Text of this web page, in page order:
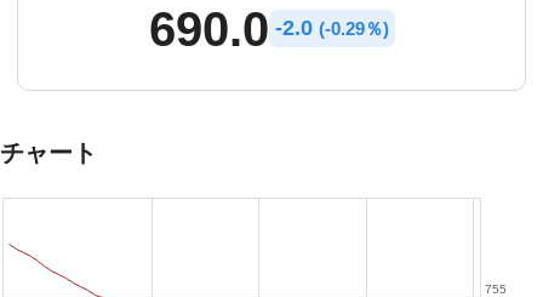
690.0 -2.0 (-0.29％)
チャート
755